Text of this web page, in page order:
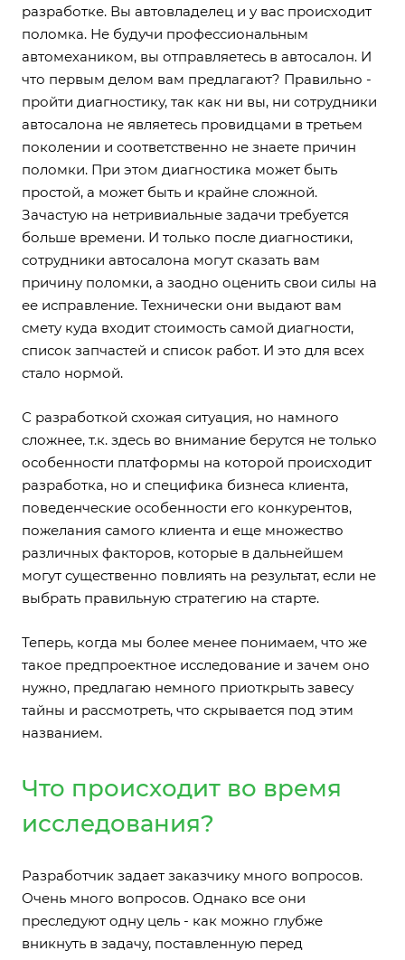
разработке. Вы автовладелец и у вас происходит
поломка. Не будучи профессиональным
автомехаником, вы отправляетесь в автосалон. И
что первым делом вам предлагают? Правильно -
пройти диагностику, так как ни вы, ни сотрудники
автосалона не являетесь провидцами в третьем
поколении и соответственно не знаете причин
поломки. При этом диагностика может быть
простой, а может быть и крайне сложной.
Зачастую на нетривиальные задачи требуется
больше времени. И только после диагностики,
сотрудники автосалона могут сказать вам
причину поломки, а заодно оценить свои силы на
ее исправление. Технически они выдают вам
смету куда входит стоимость самой диагности,
список запчастей и список работ. И это для всех
стало нормой.
С разработкой схожая ситуация, но намного
сложнее, т.к. здесь во внимание берутся не только
особенности платформы на которой происходит
разработка, но и специфика бизнеса клиента,
поведенческие особенности его конкурентов,
пожелания самого клиента и еще множество
различных факторов, которые в дальнейшем
могут существенно повлиять на результат, если не
выбрать правильную стратегию на старте.
Теперь, когда мы более менее понимаем, что же
такое предпроектное исследование и зачем оно
нужно, предлагаю немного приоткрыть завесу
тайны и рассмотреть, что скрывается под этим
названием.
Что происходит во время
исследования?
Разработчик задает заказчику много вопросов.
Очень много вопросов. Однако все они
преследуют одну цель - как можно глубже
вникнуть в задачу, поставленную перед